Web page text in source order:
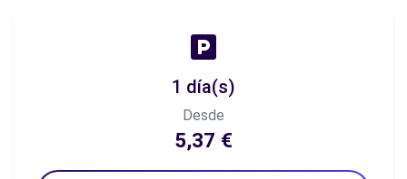
1 día(s)
Desde
5,37 €